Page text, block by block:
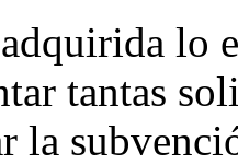
lo
tantas
la